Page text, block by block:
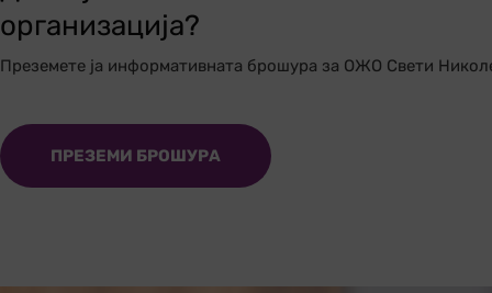
организација?
Преземете ја информативната брошура за ОЖО Свети
ПРЕЗЕМИ БРОШУРА